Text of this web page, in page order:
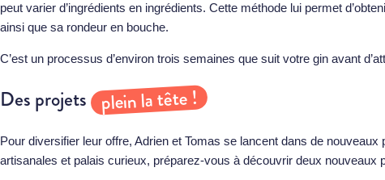
peut varier d’ingrédients en ingrédients. Cette méthode lui permet
ainsi que sa rondeur en bouche.
C’est un processus d’environ trois semaines que suit votre gin avant
Des projets plein la tête !
Pour diversifier leur offre, Adrien et Tomas se lancent dans de
artisanales et palais curieux, préparez-vous à découvrir deux nouveaux